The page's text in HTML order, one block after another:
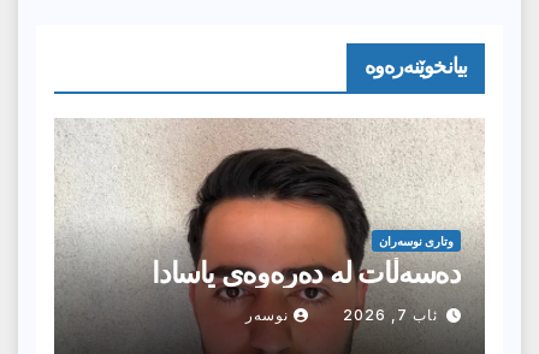
بیانخوێنەرەوە
وتارى نوسەران
دەسەڵات لە دەرەوەی یاسادا
ئاب 7, 2026 نوسەر